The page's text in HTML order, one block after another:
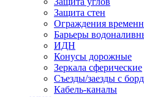
Защита стен
Ограждения
Барьеры
ИДН
Конусы дорожные
Зеркала сферические
Съезды/заезды с
Кабель-каналы